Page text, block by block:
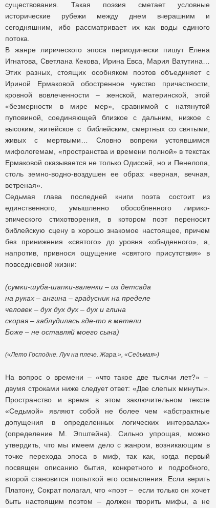
существования. Такая поэзия сметает условные
исторические рубежи между днем вчерашним и
сегодняшним, ибо рассматривает их как воды единого
потока.
В жанре лирического эпоса периодически пишут Елена
Игнатова, Светлана Кекова, Ирина Евса, Мария Ватутина…
Этих разных, стоящих особняком поэтов объединяет с
Ириной Ермаковой обостренное чувство причастности,
кровной вовлеченности – женской, материнской, этой
«безмерности в мире мер», сравнимой с натянутой
пуповиной, соединяющей близкое с дальним, низкое с
высоким, житейское с библейским, смертных со святыми,
живых с мертвыми… Словно вопреки устоявшимся
мифологемам, «пространства и времени полной» в текстах
Ермаковой оказывается не только Одиссей, но и Пенелопа,
столь земно-водно-воздушен ее образ: «верная, вечная,
ветреная».
Седьмая глава последней книги поэта состоит из
единственного, умышленно обособленного лирико-
эпического стихотворения, в котором поэт переносит
библейскую сцену в хорошо знакомое настоящее, причем
без принижения «святого» до уровня «обыденного», а,
напротив, привнося ощущение «святого присутствия» в
повседневной жизни:
(сумки-шуба-шапки-валенки – из детсада
на руках – ангина – градусник на пределе
человек – дух дух дух – дух и глина
скорая – заблудилась где-то в метели
Боже – не оставляй моего сына)
(«Лето Господне. Луч на плече. Жара.», «Седьмая»)
На вопрос о времени – «что такое две тысячи лет?» –
двумя строками ниже следует ответ: «Две слепых минуты».
Пространство и время в этом заключительном тексте
«Седьмой» являют собой не более чем «абстрактные
допущения в определенных логических интервалах»
(определение М. Эпштейна). Сильно упрощая, можно
утвердить, что мы имеем дело с жанром, возникающим в
точке перехода эпоса в миф, так как, когда первый
посвящен описанию бытия, конкретного и подробного,
второй становится попыткой его осмысления. Если верить
Платону, Сократ полагал, что «поэт – если только он хочет
быть настоящим поэтом – должен творить мифы, а не